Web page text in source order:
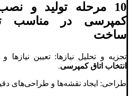
10 مرحله تولید و
کمپرسی در مناسب
ساخت
تجزیه و تحلیل نیازها: تعیین نیازها
انتخاب اتاق کمپرسی.
طراحی: ایجاد نقشه‌ها و طراحی‌های